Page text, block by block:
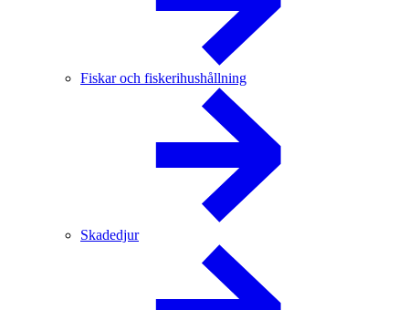
Fiskar och fiskerihushållning
Skadedjur